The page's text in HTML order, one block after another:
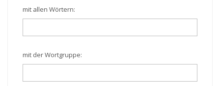
mit allen Wörtern:
mit der Wortgruppe: